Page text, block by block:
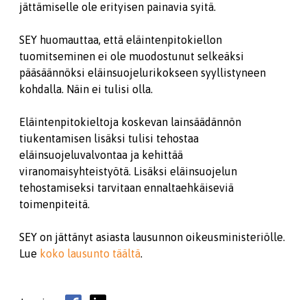
jättämiselle ole erityisen painavia syitä.
SEY huomauttaa, että eläintenpitokiellon
tuomitseminen ei ole muodostunut selkeäksi
pääsäännöksi eläinsuojelurikokseen syyllistyneen
kohdalla. Näin ei tulisi olla.
Eläintenpitokieltoja koskevan lainsäädännön
tiukentamisen lisäksi tulisi tehostaa
eläinsuojeluvalvontaa ja kehittää
viranomaisyhteistyötä. Lisäksi eläinsuojelun
tehostamiseksi tarvitaan ennaltaehkäiseviä
toimenpiteitä.
SEY on jättänyt asiasta lausunnon oikeusministeriölle.
Lue koko lausunto täältä.